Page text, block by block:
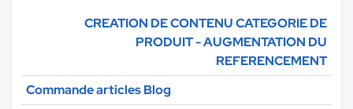
CREATION DE CONTENU CATEGORIE DE
PRODUIT - AUGMENTATION DU
REFERENCEMENT
Commande articles Blog